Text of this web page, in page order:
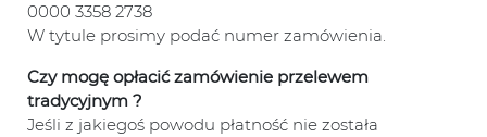
0000 3358 2738
W tytule prosimy podać numer zamówienia.
Czy mogę opłacić zamówienie przelewem
tradycyjnym ?
Jeśli z jakiegoś powodu płatność nie została